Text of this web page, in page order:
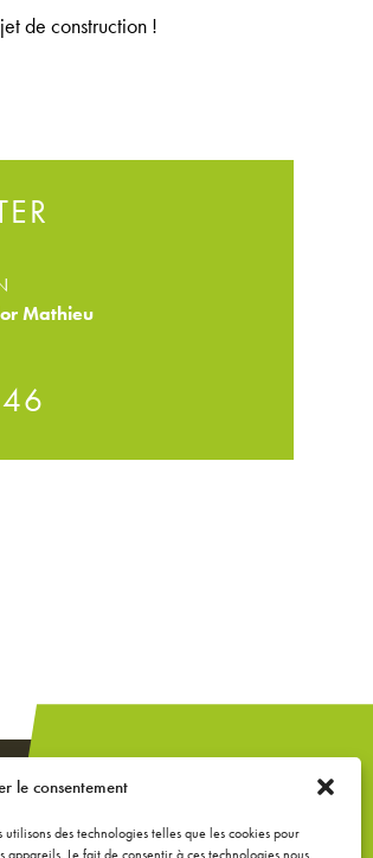
le consentement
des technologies telles que les cookies pour
de construction !
Mathieu
Un projet de
extension ou